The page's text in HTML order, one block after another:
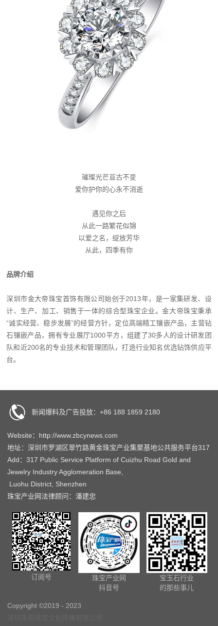
璀璨光芒亘古不变
爱你护你的心永不消逝
遇见你之后
从此一路繁花似锦
以爱之名，绽放芳华
从此，四季有你
品牌介绍
深圳市金大帝珠宝首饰有限公司始创于2013年，是一家集研发、设
计、生产、加工、销售于一体的综合型珠宝企业。金大帝珠宝秉承
“诚实经营、稳步发展”的经营方针，定位高端精工镶嵌产品，主营钻
石镶嵌产品，拥有专业展厅1000平方，组建了30多人的设计研发团
队和近200名的专业技术和管理团队，打造行业知名优选钻饰供应平
台。
新闻爆料及广告投放：+86 188 1859 2180
Website：http://www.zbcynews.com
地址：深圳市罗湖区翠竹路黄金珠宝产业集聚基地公共服务平台317
Add：317 Public Service Platform of Cuizhu Road Gold and
Jewelry Industry Agglomeration Base,
Luohu District, Shenzhen
珠宝产业网法律顾问：潘建忠
珠宝产业网
订阅号
珠宝产业网
抖音号
宝玉石行业
的那些事儿
Copyright ©2019 - 2023